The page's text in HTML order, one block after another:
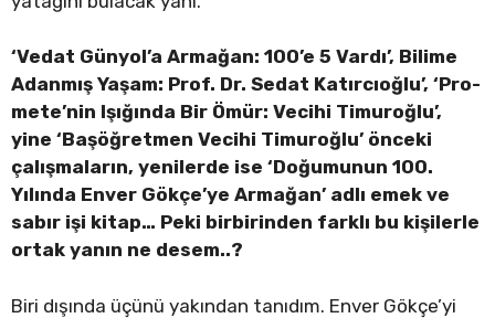
‘Vedat Günyol’a Armağan: 100’e 5 Vardı’, Bilime
Adanmış Yaşam: Prof. Dr. Sedat Katırcıoğlu’, ‘Pro-
mete’nin Işığında Bir Ömür: Vecihi Timuroğlu’,
yine ‘Başöğretmen Vecihi Timuroğlu’ önceki
çalışmaların, yenilerde ise ‘Doğumunun 100.
Yılında Enver Gökçe’ye Armağan’ adlı emek ve
sabır işi kitap… Peki birbirinden farklı bu kişilerle
ortak yanın ne desem..?
Biri dışında üçünü yakından tanıdım. Enver Gökçe’yi